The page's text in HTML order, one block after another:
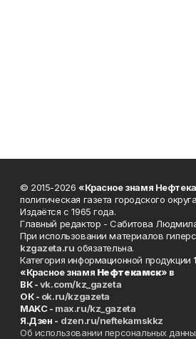
© 2015-2026 «Красное знамя
политическая газета городского
Издаётся с 1965 года.
Главный редактор - Сабитова
При использовании материалов
kzgazeta.ru обязательна.
Категория информационной продукции
«Красное знамя Нефтекамск» в
ВК -vk.com/kz_gazeta
ОК - ok.ru/kzgazeta
MAKC - max.ru/kz_gazeta
Я.Дзен - dzen.ru/neftekamskkz
Об использовании персональных